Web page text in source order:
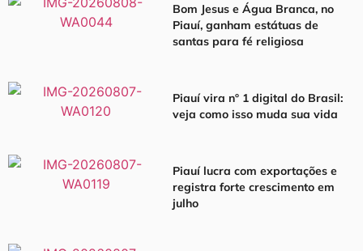
Bom Jesus e Água Branca, no
Piauí, ganham estátuas de
santas para fé religiosa
Piauí vira nº 1 digital do Brasil:
veja como isso muda sua vida
Piauí lucra com exportações e
registra forte crescimento em
julho